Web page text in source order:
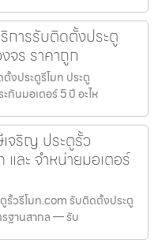
การรับติดตั้งประตู
จร ราคาถูก
งประตูรีโมท ประตู
นมอเตอร์ 5 ปี อะไห
จริญ ประตูรั้ว
ละ จำหน่ายมอเตอร์
รั้วรีโมท.com รับติดตั้งประตู
รฐานสากล — รับ